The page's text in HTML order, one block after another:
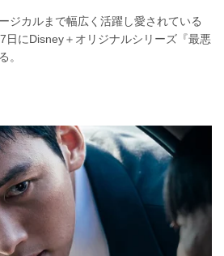
ジカルまで幅広く活躍し愛されている
日にDisney＋オリジナルシリーズ『最悪
。